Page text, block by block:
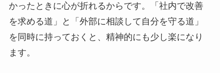
かったときに心が折れるからです。「社内で改善
を求める道」と「外部に相談して自分を守る道」
を同時に持っておくと、精神的にも少し楽になり
ます。